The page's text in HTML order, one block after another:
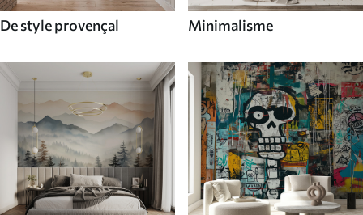
De style provençal Minimalisme